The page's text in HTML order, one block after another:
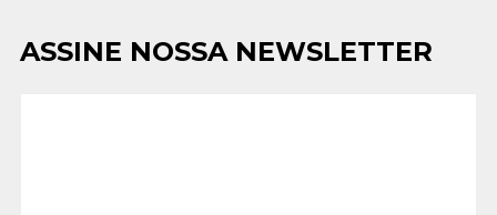
ASSINE NOSSA NEWSLETTER